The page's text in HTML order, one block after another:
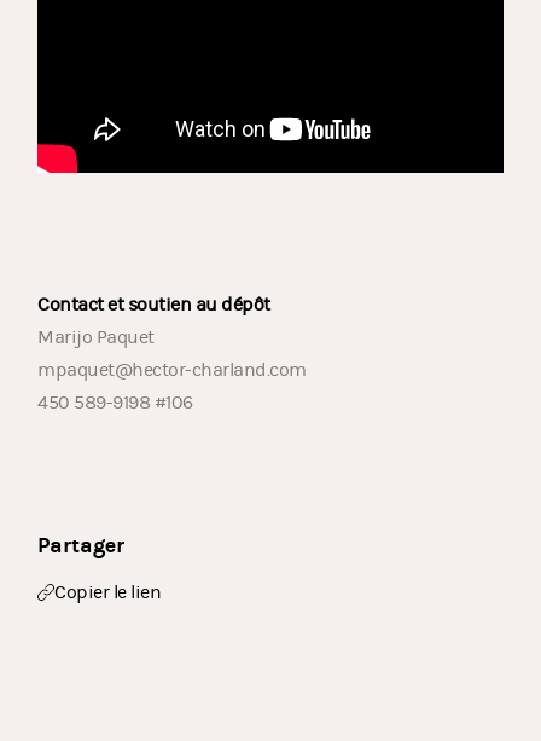
Contact et soutien au dépôt
Marijo Paquet
mpaquet@hector-charland.com
450 589-9198 #106
Partager
Copier le lien